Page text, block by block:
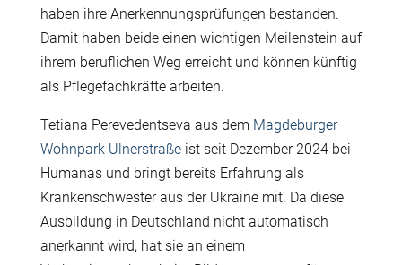
haben ihre Anerkennungsprüfungen bestanden.
Damit haben beide einen wichtigen Meilenstein auf
ihrem beruflichen Weg erreicht und können künftig
als Pflegefachkräfte arbeiten.
Tetiana Perevedentseva aus dem Magdeburger
Wohnpark Ulnerstraßeist seit Dezember 2024 bei
Humanas und bringt bereits Erfahrung als
Krankenschwester aus der Ukraine mit. Da diese
Ausbildung in Deutschland nicht automatisch
anerkannt wird, hat sie an einem